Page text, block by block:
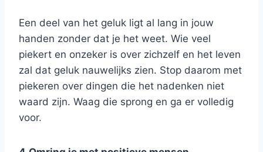
Een deel van het geluk ligt al lang in jouw
handen zonder dat je het weet. Wie veel
piekert en onzeker is over zichzelf en het leven
zal dat geluk nauwelijks zien. Stop daarom met
piekeren over dingen die het nadenken niet
waard zijn. Waag die sprong en ga er volledig
voor.